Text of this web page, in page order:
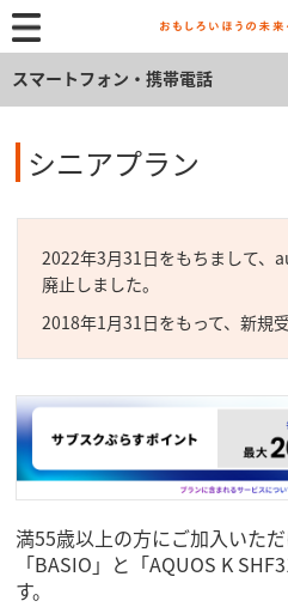
スマートフォン・携帯電話
シニアプラン
2022年3月31日をもちまして、
廃止しました。
2018年1月31日をもって、新規
満55歳以上の方にご加入いただ
「BASIO」と「AQUOS K
す。